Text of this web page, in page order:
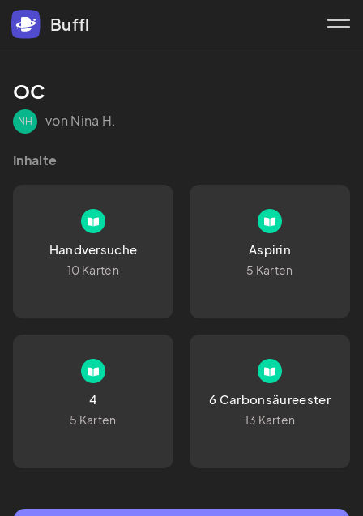
Buffl
OC
NH von Nina H.
Inhalte
Handversuche
10 Karten
Aspirin
5 Karten
4
5 Karten
6 Carbonsäureester
13 Karten